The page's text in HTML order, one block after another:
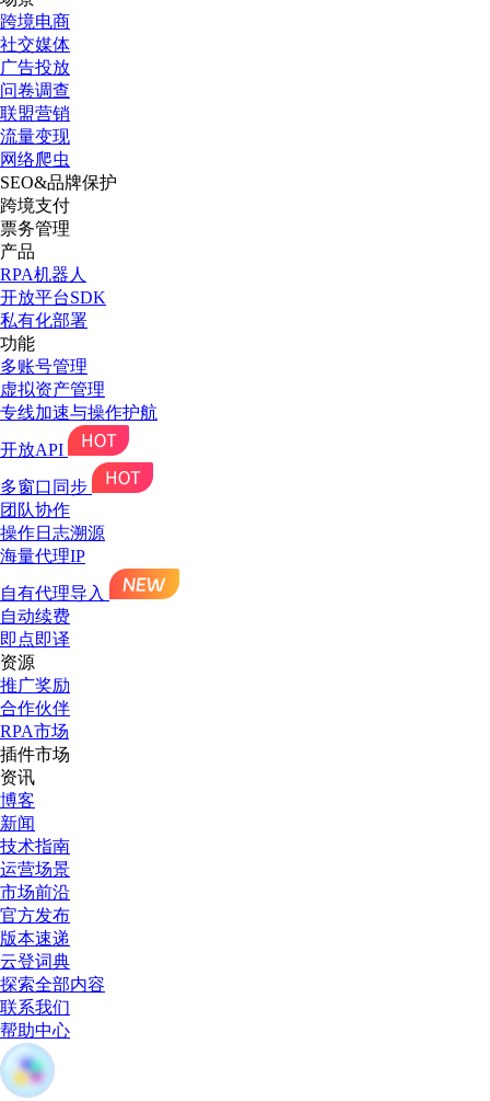
跨境电商
社交媒体
广告投放
问卷调查
联盟营销
流量变现
网络爬虫
SEO&品牌保护
跨境支付
票务管理
产品
RPA机器人
开放平台SDK
私有化部署
功能
多账号管理
虚拟资产管理
专线加速与操作护航
开放API
多窗口同步
团队协作
操作日志溯源
海量代理IP
自有代理导入
自动续费
即点即译
资源
推广奖励
合作伙伴
RPA市场
插件市场
资讯
博客
新闻
技术指南
运营场景
市场前沿
官方发布
版本速递
云登词典
探索全部内容
联系我们
帮助中心